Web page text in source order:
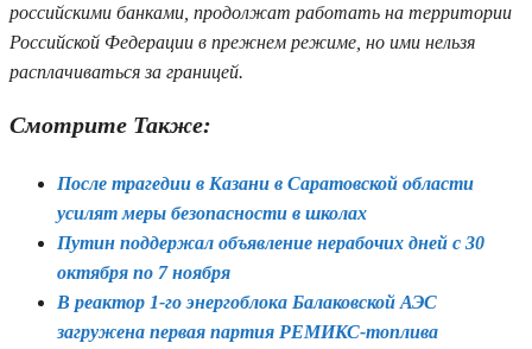
российскими банками, продолжат работать на территории
Российской Федерации в прежнем режиме, но ими нельзя
расплачиваться за границей.
Смотрите Также:
После трагедии в Казани в Саратовской области
усилят меры безопасности в школах
Путин поддержал объявление нерабочих дней с 30
октября по 7 ноября
В реактор 1-го энергоблока Балаковской АЭС
загружена первая партия РЕМИКС-топлива